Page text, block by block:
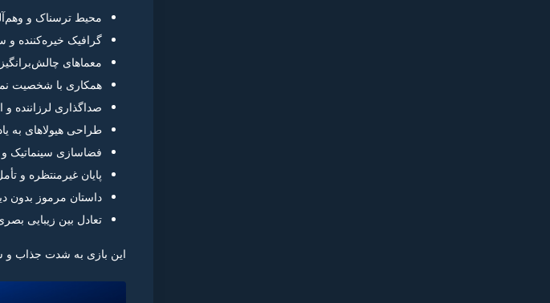
محیط ترسناک و
گرافیک خیره‌کننده و
معماهای
همکاری با شخصیت
صداگذاری لرزاننده
طراحی هیولاهای به
فضاسازی سینماتیک و
پایان غیرمنتظره و
داستان مرموز بدون
تعادل بین زیبایی
این بازی به شدت جذاب و